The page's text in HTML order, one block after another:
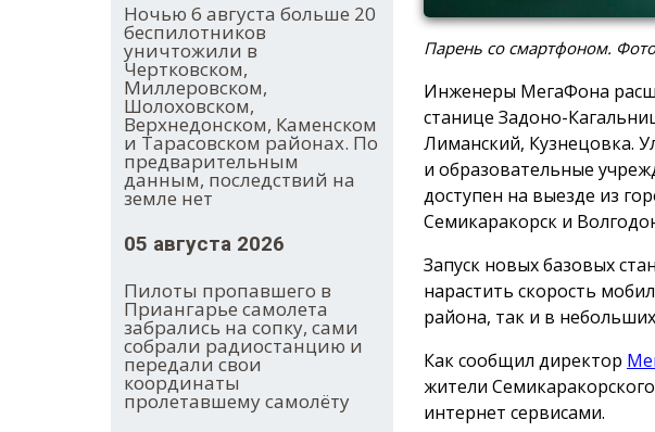
Ночью 6 августа больше 20
беспилотников
уничтожили в
Чертковском,
Миллеровском,
Шолоховском,
Верхнедонском, Каменском
и Тарасовском районах. По
предварительным
данным, последствий на
земле нет
05 августа 2026
Пилоты пропавшего в
Приангарье самолета
забрались на сопку, сами
собрали радиостанцию и
передали свои
координаты
пролетавшему самолёту
Парень со смартфоном.
Инженеры МегаФона
станице Задоно-
Лиманский, Кузнецовка.
и образовательные
доступен на выезде из
Семикаракорск и
Запуск новых базовых
нарастить скорость
района, так и в
Как сообщил директор
жители
интернет сервисами.